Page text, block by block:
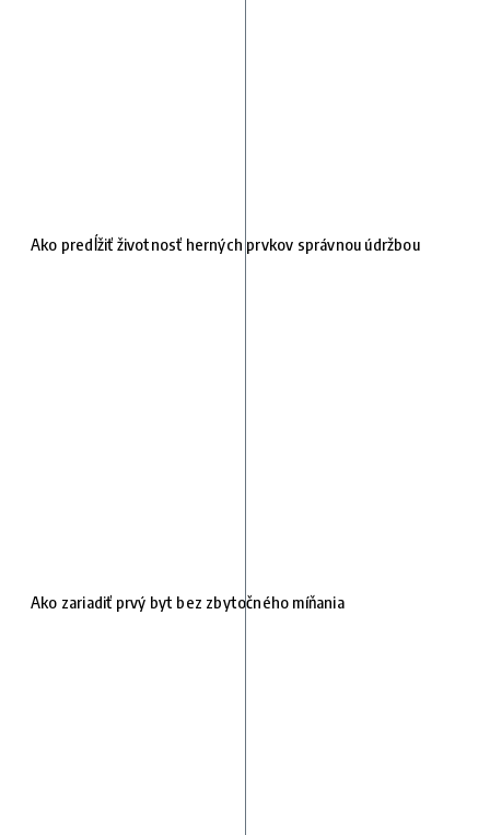
Ako predĺžiť životnosť herných prvkov správnou údržbou
Ako zariadiť prvý byt bez zbytočného míňania